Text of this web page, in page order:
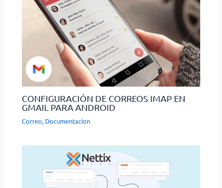
CONFIGURACIÓN DE CORREOS IMAP EN
GMAIL PARA ANDROID
Correo, Documentacion